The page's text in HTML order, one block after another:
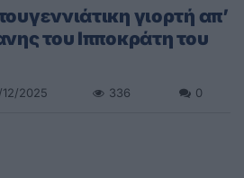
γιορτή απ’
του Ιπποκράτη του
12/2025 336 0